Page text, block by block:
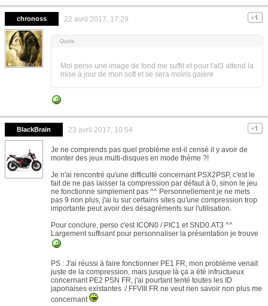
chronoss 22 avril 2017, 17:29
Moi perso une image de fond me suffit et pour l'at3 attend la
mise à jour de mon soft et se sera moins galère
BlackBrain 23 avril 2017, 10:54
Je ne comprends pas quel problème est-il censé il y avoir de
monter des jeux multi-disques en mode thème ?!
Je n'ai rencontré qu'une difficulté concernant PSX2PSP, c'est le
fait de ne pas laisser la compression par défaut à 0, sinon le jeu
ne fonctionne simplement pas ^^ Personnellement je ne mets
pas 9 non plus, j'ai lu sur certains sites qu'une compression trop
importante peut avoir des désagréments sur l'utilisation.
Pour conclure, perso c'est ICON0 / PIC1 et SND0.AT3 ^^
Largement suffisant pour personnaliser la présentation je trouve
PS : J'ai réussi à faire fonctionner PE1 FR, mon problème venait
juste de la compression, mais jusque là ça a été infructueux
concernant PE2 PSN FR, j'ai pourtant tenté toutes les ID
japonaises existantes :/ FFVIII FR ne veut rien savoir non plus me
concernant